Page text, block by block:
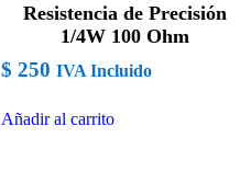
Resistencia de Precisión
1/4W 100 Ohm
$ 250 IVA Incluido
Añadir al carrito